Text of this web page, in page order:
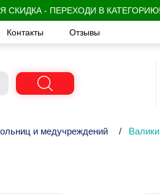
СКИДКА - ПЕРЕХОДИ В КАТЕГОРИЮ!
Контакты Отзывы
и медучреждений /